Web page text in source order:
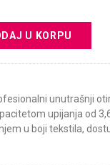
U KORPU
unutrašnji
upijanja od
u boji tekstila,